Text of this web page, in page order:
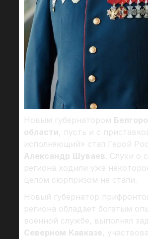
Новым губернатором
области, пусть и с
исполняющий» стал Герой
Александр Шуваев. Слухи о
региона ходили уже
целом сюрпризом не стали.
Новый губернатор
региона обладает богатым
военной службе, выполнял
Северном Кавказе,